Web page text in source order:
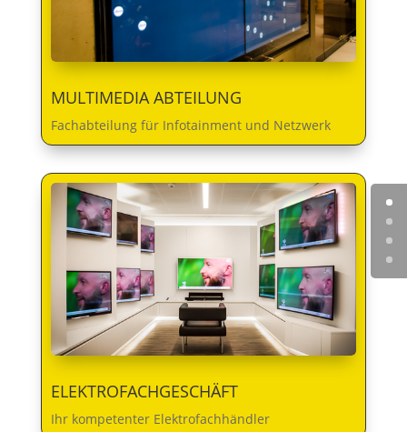
MULTIMEDIA ABTEILUNG
Fachabteilung für Infotainment und Netzwerk
ELEKTROFACHGESCHÄFT
Ihr kompetenter Elektrofachhändler